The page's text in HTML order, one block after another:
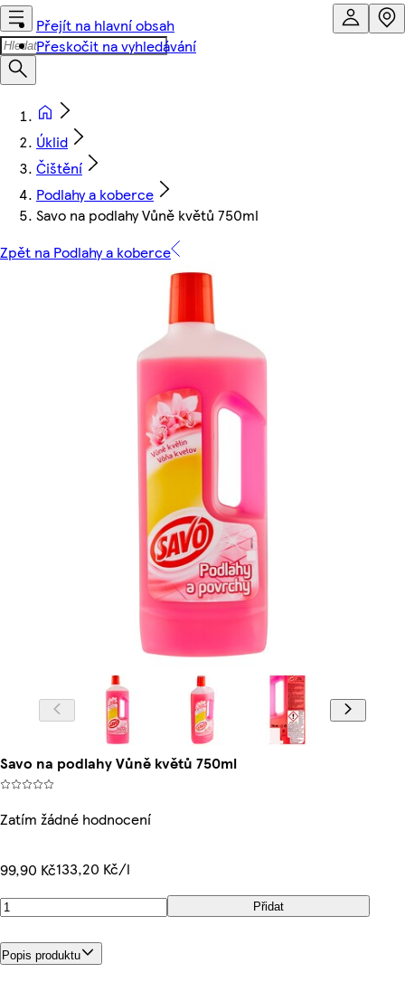
Přejít na hlavní obsah
Přeskočit na vyhledávání
Úklid
Čištění
Podlahy a koberce
Savo na podlahy Vůně květů 750ml
Zpět na Podlahy a koberce
Savo na podlahy Vůně květů 750ml
Zatím žádné hodnocení
99,90 Kč133,20 Kč/l
Přidat
Popis produktu